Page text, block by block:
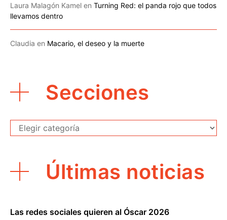
Laura Malagón Kamel en Turning Red: el panda rojo que todos
llevamos dentro
Claudia en Macario, el deseo y la muerte
Secciones
Secciones
Últimas noticias
Las redes sociales quieren al Óscar 2026